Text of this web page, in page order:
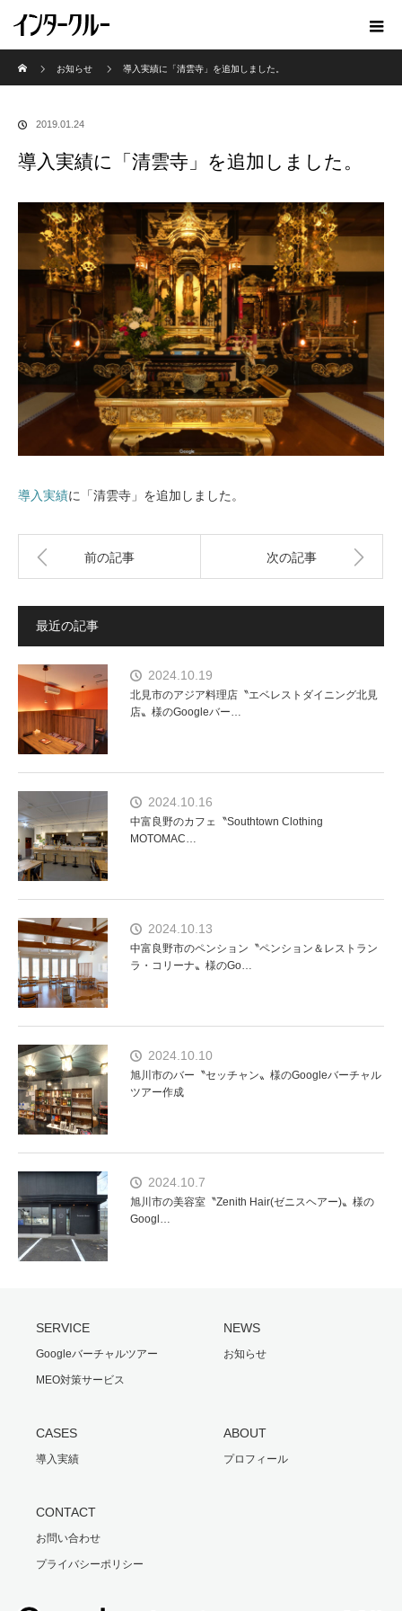
お知らせ
導入実績に「清雲寺」を追加しました。
2019.01.24
導入実績に「清雲寺」を追加しました。
導入実績に「清雲寺」を追加しました。
前の記事 次の記事
最近の記事
2024.10.19
北見市のアジア料理店〝エベレストダイニング北見
店〟様のGoogleバー…
2024.10.16
中富良野のカフェ〝Southtown Clothing
MOTOMAC…
2024.10.13
中富良野市のペンション〝ペンション＆レストラン
ラ・コリーナ〟様のGo…
2024.10.10
旭川市のバー〝セッチャン〟様のGoogleバーチャル
ツアー作成
2024.10.7
旭川市の美容室〝Zenith Hair(ゼニスヘアー)〟様の
Googl…
SERVICE
Googleバーチャルツアー
MEO対策サービス
NEWS
お知らせ
CASES
導入実績
ABOUT
プロフィール
CONTACT
お問い合わせ
プライバシーポリシー